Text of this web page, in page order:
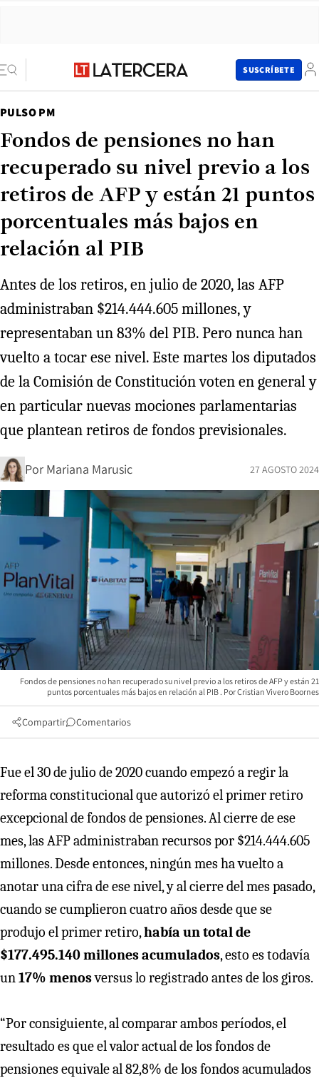
SUSCRÍBETE
PULSO PM
Fondos de pensiones no han
recuperado su nivel previo a los
retiros de AFP y están 21 puntos
porcentuales más bajos en
relación al PIB
Antes de los retiros, en julio de 2020, las AFP
administraban $214.444.605 millones, y
representaban un 83% del PIB. Pero nunca han
vuelto a tocar ese nivel. Este martes los diputados
de la Comisión de Constitución voten en general y
en particular nuevas mociones parlamentarias
que plantean retiros de fondos previsionales.
Por Mariana Marusic 27 AGOSTO 2024
Fondos de pensiones no han recuperado su nivel previo a los retiros de AFP y están 21
puntos porcentuales más bajos en relación al PIB
Cristian Vivero Boornes
Compartir Comentarios
Fue el 30 de julio de 2020 cuando empezó a regir la
reforma constitucional que autorizó el primer retiro
excepcional de fondos de pensiones. Al cierre de ese
mes, las AFP administraban recursos por $214.444.605
millones. Desde entonces, ningún mes ha vuelto a
anotar una cifra de ese nivel, y al cierre del mes pasado,
cuando se cumplieron cuatro años desde que se
produjo el primer retiro,había un total de
$177.495.140 millones acumulados, esto es todavía
un17% menosversus lo registrado antes de los giros.
“Por consiguiente, al comparar ambos períodos, el
resultado es que el valor actual de los fondos de
pensiones equivale al 82,8% de los fondos acumulados